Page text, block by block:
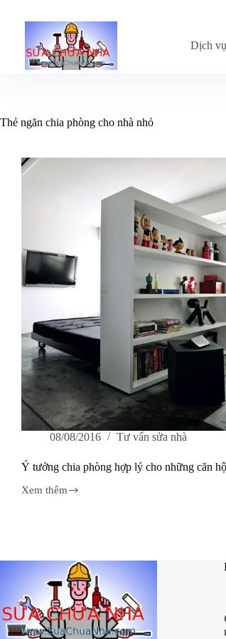
Dịch
Thẻ ngăn chia phòng cho nhà nhỏ
08/08/2016 Tư vấn sửa nhà
Ý tưởng chia phòng hợp lý cho những căn
Xem thêm
Ý
những
căn
hộ
nhỏ